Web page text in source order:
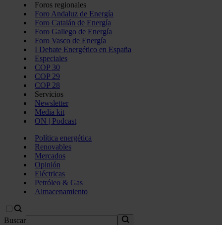
Foros regionales
Foro Andaluz de Energía
Foro Catalán de Energía
Foro Gallego de Energía
Foro Vasco de Energía
I Debate Energético en España
Especiales
COP 30
COP 29
COP 28
Servicios
Newsletter
Media kit
ON | Podcast
Política energética
Renovables
Mercados
Opinión
Eléctricas
Petróleo & Gas
Almacenamiento
Buscar